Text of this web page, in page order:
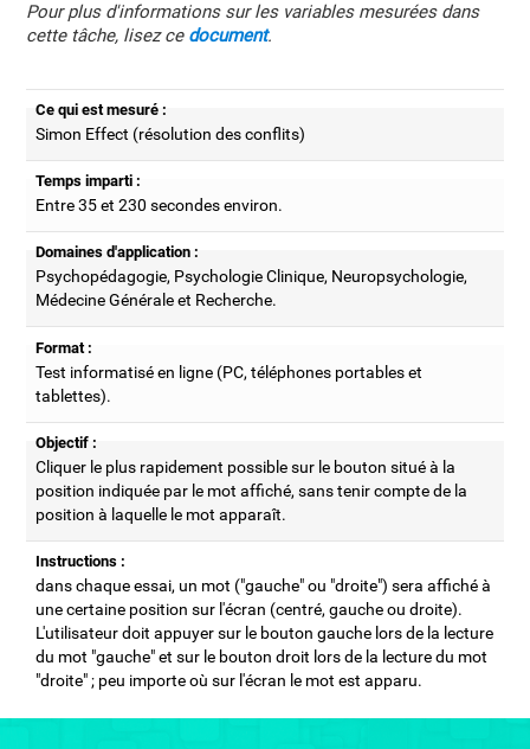
Pour plus d'informations sur les variables mesurées dans
cette tâche, lisez ce document.
Ce qui est mesuré :
Simon Effect (résolution des conflits)
Temps imparti :
Entre 35 et 230 secondes environ.
Domaines d'application :
Psychopédagogie, Psychologie Clinique, Neuropsychologie,
Médecine Générale et Recherche.
Format :
Test informatisé en ligne (PC, téléphones portables et
tablettes).
Objectif :
Cliquer le plus rapidement possible sur le bouton situé à la
position indiquée par le mot affiché, sans tenir compte de la
position à laquelle le mot apparaît.
Instructions :
dans chaque essai, un mot ("gauche" ou "droite") sera affiché à
une certaine position sur l'écran (centré, gauche ou droite).
L'utilisateur doit appuyer sur le bouton gauche lors de la lecture
du mot "gauche" et sur le bouton droit lors de la lecture du mot
"droite" ; peu importe où sur l'écran le mot est apparu.